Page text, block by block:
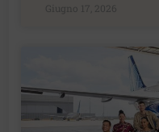
Giugno 17, 2026